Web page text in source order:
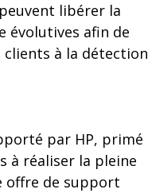
libérer la
évolutives afin de
clients à la détection
par HP, primé
à réaliser la pleine
offre de support